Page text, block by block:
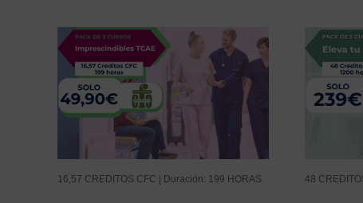
16,57 CREDITOS CFC | Duración: 199 HORAS 48